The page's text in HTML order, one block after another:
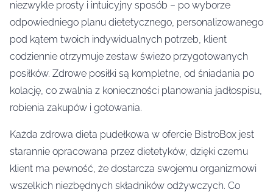
niezwykle prosty i intuicyjny sposób – po wyborze
odpowiedniego planu dietetycznego, personalizowanego
pod kątem twoich indywidualnych potrzeb, klient
codziennie otrzymuje zestaw świeżo przygotowanych
posiłków. Zdrowe posiłki są kompletne, od śniadania po
kolację, co zwalnia z konieczności planowania jadłospisu,
robienia zakupów i gotowania.
Każda zdrowa dieta pudełkowa w ofercie BistroBox jest
starannie opracowana przez dietetyków, dzięki czemu
klient ma pewność, że dostarcza swojemu organizmowi
wszelkich niezbędnych składników odżywczych. Co